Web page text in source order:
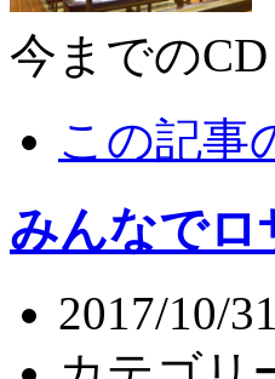
今までの
この記事
みんなでロ
2017/10/